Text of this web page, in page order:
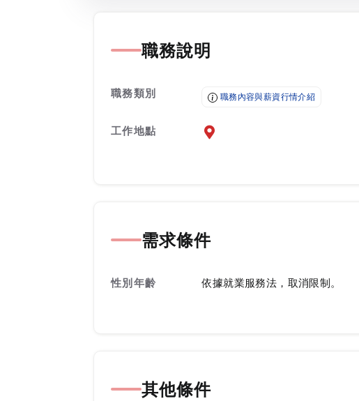
職務說明
職務類別 職務內容與薪資行情介紹
工作地點 前往查看地圖
需求條件
性別年齡 依據就業服務法，取消限制。
其他條件